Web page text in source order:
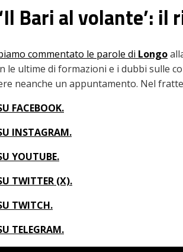
Bari al volante’:
commentato le parole di Longo
le ultime di formazioni e i dubbi sulle
neanche un appuntamento. Nel
FACEBOOK.
INSTAGRAM.
YOUTUBE.
TWITTER (X).
TWITCH.
TELEGRAM.